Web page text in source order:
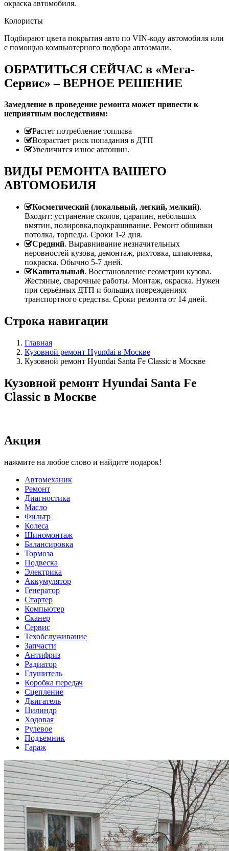
окраска автомобиля.
Колористы
Подбирают цвета покрытия авто по VIN-коду автомобиля или
с помощью компьютерного подбора автоэмали.
ОБРАТИТЬСЯ СЕЙЧАС в «Мега-
Сервис» – ВЕРНОЕ РЕШЕНИЕ
Замедление в проведение ремонта может привести к
неприятным последствиям:
Растет потребление топлива
Возрастает риск попадания в ДТП
Увеличится износ автошин.
ВИДЫ РЕМОНТА ВАШЕГО
АВТОМОБИЛЯ
Косметический (локальный, легкий, мелкий).
Входит: устранение сколов, царапин, небольших
вмятин, полировка,подкрашивание. Ремонт обшивки
потолка, торпеды. Сроки 1-2 дня.
Средний. Выравнивание незначительных
неровностей кузова, демонтаж, рихтовка, шпаклевка,
покраска. Обычно 5-7 дней.
Капитальный. Восстановление геометрии кузова.
Жестяные, сварочные работы. Монтаж, окраска. Нужен
при серьёзных ДТП и больших повреждениях
транспортного средства. Сроки ремонта от 14 дней.
Строка навигации
Главная
Кузовной ремонт Hyundai в Москве
Кузовной ремонт Hyundai Santa Fe Classic в Москве
Кузовной ремонт Hyundai Santa Fe
Classic в Москве
Акция
нажмите на любое слово и найдите подарок!
Автомеханик
Ремонт
Диагностика
Масло
Фильтр
Колеса
Шиномонтаж
Балансировка
Тормоза
Подвеска
Электрика
Аккумулятор
Генератор
Стартер
Компьютер
Сканер
Сервис
Техобслуживание
Запчасти
Антифриз
Радиатор
Глушитель
Коробка передач
Сцепление
Двигатель
Цилиндр
Ходовая
Рулевое
Подъемник
Гараж